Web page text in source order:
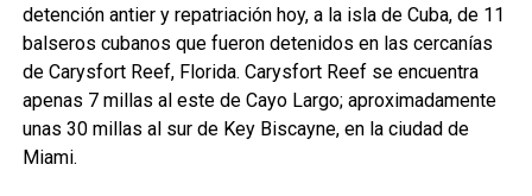
detención antier y repatriación hoy, a la isla de Cuba, de 11
balseros cubanos que fueron detenidos en las cercanías
de Carysfort Reef, Florida. Carysfort Reef se encuentra
apenas 7 millas al este de Cayo Largo; aproximadamente
unas 30 millas al sur de Key Biscayne, en la ciudad de
Miami.